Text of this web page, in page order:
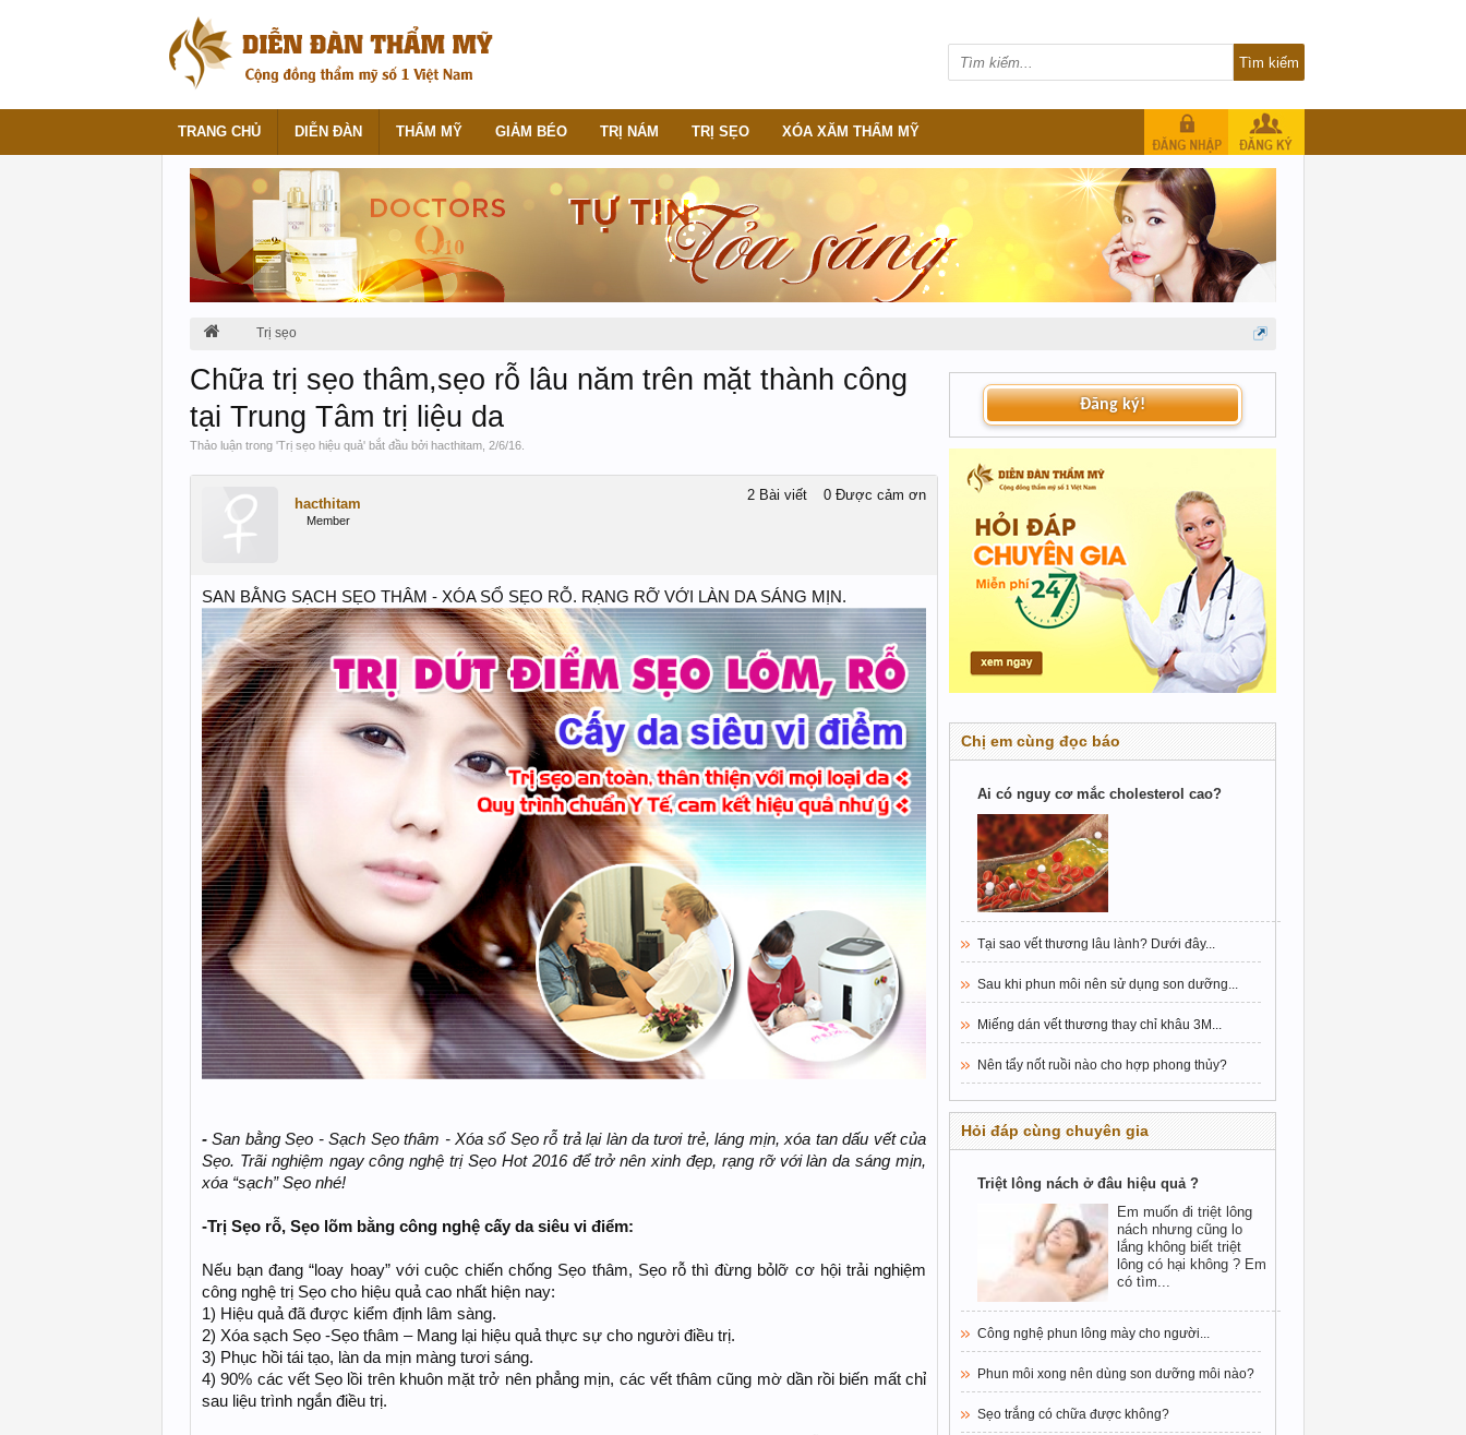
Trị sẹo
Chữa trị sẹo thâm,sẹo rỗ lâu năm trên mặt thành công
tại Trung Tâm trị liệu da
Thảo luận trong 'Trị sẹo hiệu quả' bắt đầu bởi hacthitam 2/6/16
hacthitam
Member
2 Bài viết 0 Được cảm ơn
SAN BẰNG SẠCH SẸО TНÂM - XÓA SỔ SẸО RỖ. RẠNG RỠ VỚI LÀN DA SÁNG MỊN.
-San bằng Sẹᴏ - Sạch Sẹᴏ tɦâm - Xóa sổ Sẹᴏ rỗ trả lại làn da tươi trẻ, láng mịn, xóa tan dấu vết của
Sẹᴏ. Trãi nghiệm ngay công nghệ trị Sẹᴏ Hot 2016 để trở nên xinh đẹp, rạng rỡ với làn da sáng mịn,
xóa “sạch” Sẹᴏ nhé!
-Trị Sẹᴏ rỗ, Sẹo lõm bằng công nghệ cấy da siêu vi điểm:
Nếu bạn đang “loay hoay” với cuộc chiến chống Sẹᴏ tɦâm, Sẹᴏ rỗ thì đừng bỏlỡ cơ hội trải nghiệm
công nghệ trị Sẹᴏ cho hiệu quả cao nhất hiện nay:
1) Hiệu quả đã được kiểm định lâm sàng.
2) Xóa sạch Sẹᴏ -Sẹᴏ tɦâm – Mang lại hiệu quả thực sự cho người điều trị.
3) Phục hồi tái tạo, làn da mịn màng tươi sáng.
4) 90% các vết Sẹᴏ lồі trên khuôn mặt trở nên phẳng mịn, các vết tɦâm cũng mờ dần rồi biến mất chỉ
sau liệu trình ngắn điều trị.
Đăng ký!
Chị em cùng đọc báo
Ai có nguy cơ mắc cholesterol cao?
Tại sao vết thương lâu lành? Dưới đây...
Sau khi phun môi nên sử dụng son dưỡng...
Miếng dán vết thương thay chỉ khâu 3M...
Nên tẩy nốt ruồi nào cho hợp phong thủy?
Hỏi đáp cùng chuyên gia
Triệt lông nách ở đâu hiệu quả ?
Em muốn đi triệt lông
nách nhưng cũng lo
lắng không biết triệt
lông có hại không ? Em
có tìm...
Công nghệ phun lông mày cho người...
Phun môi xong nên dùng son dưỡng môi nào?
Sẹo trắng có chữa được không?
TRANG CHỦ DIỄN ĐÀN THẨM MỸ GIẢM BÉO TRỊ NÁM TRỊ SẸO XÓA XĂM THẨM MỸ